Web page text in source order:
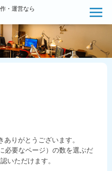
・運営なら
りがとうございます。
必要なページ）の数を選ぶだ
いただけます。